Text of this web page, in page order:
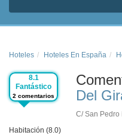
Hoteles Hoteles En España
8.1
Fantástico
2 comentarios
Del
C/ San Pedro
Habitación (8.0)